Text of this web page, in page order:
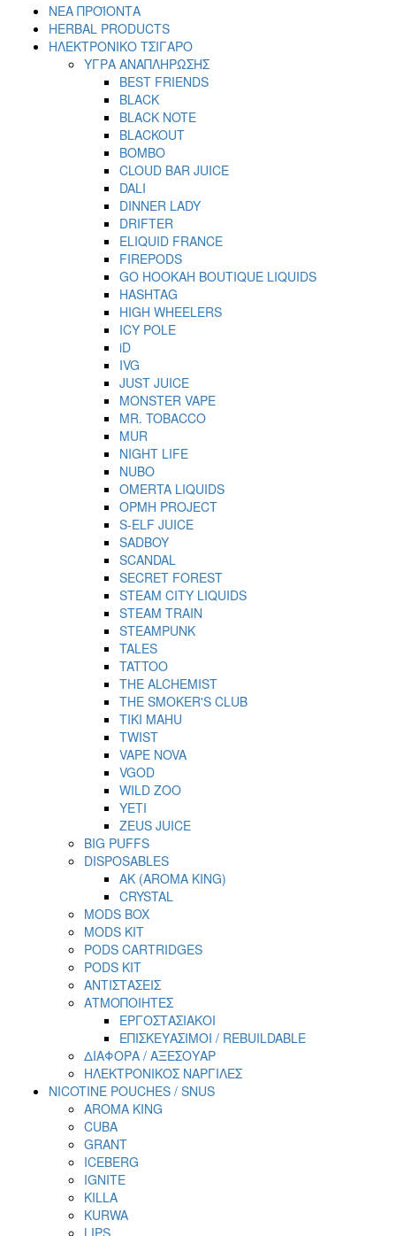
ΝΕΑ ΠΡΟΪΟΝΤΑ
HERBAL PRODUCTS
ΗΛΕΚΤΡΟΝΙΚΟ ΤΣΙΓΑΡΟ
ΥΓΡΑ ΑΝΑΠΛΗΡΩΣΗΣ
BEST FRIENDS
BLACK
BLACK NOTE
BLACKOUT
BOMBO
CLOUD BAR JUICE
DALI
DINNER LADY
DRIFTER
ELIQUID FRANCE
FIREPODS
GO HOOKAH BOUTIQUE LIQUIDS
HASHTAG
HIGH WHEELERS
ICY POLE
iD
IVG
JUST JUICE
MONSTER VAPE
MR. TOBACCO
MUR
NIGHT LIFE
NUBO
OMERTA LIQUIDS
OPMH PROJECT
S-ELF JUICE
SADBOY
SCANDAL
SECRET FOREST
STEAM CITY LIQUIDS
STEAM TRAIN
STEAMPUNK
TALES
TATTOO
THE ALCHEMIST
THE SMOKER'S CLUB
TIKI MAHU
TWIST
VAPE NOVA
VGOD
WILD ZOO
YETI
ZEUS JUICE
BIG PUFFS
DISPOSABLES
AK (AROMA KING)
CRYSTAL
MODS BOX
MODS KIT
PODS CARTRIDGES
PODS KIT
ΑΝΤΙΣΤΑΣΕΙΣ
ΑΤΜΟΠΟΙΗΤΕΣ
ΕΡΓΟΣΤΑΣΙΑΚΟΙ
ΕΠΙΣΚΕΥΑΣΙΜΟΙ / REBUILDABLE
ΔΙΑΦΟΡΑ / ΑΞΕΣΟΥΑΡ
ΗΛΕΚΤΡΟΝΙΚΟΣ ΝΑΡΓΙΛΕΣ
NICOTINE POUCHES / SNUS
AROMA KING
CUBA
GRANT
ICEBERG
IGNITE
KILLA
KURWA
LIPS